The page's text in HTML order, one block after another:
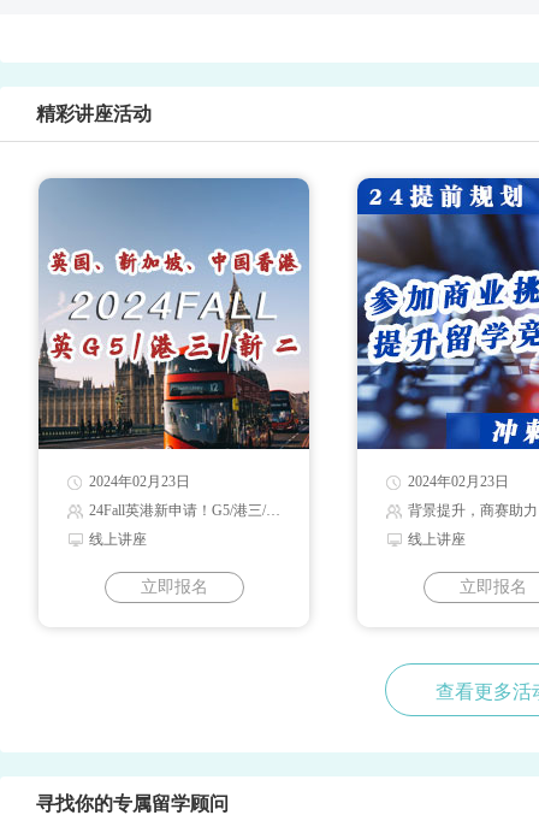
精彩讲座活动
2024年02月23日
24Fall英港新申请！G5/港三/新二录取解读
线上讲座
立即报名
2024年02月23日
背景提升，商赛助力
线上讲座
立即报名
查看更多活
寻找你的专属留学顾问